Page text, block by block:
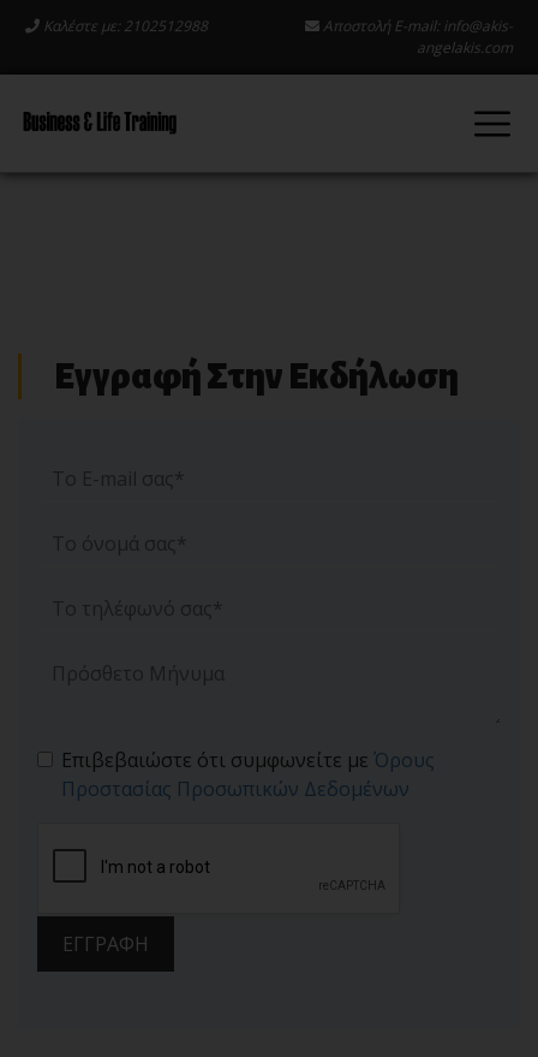
Καλέστε με: 2102512988 Αποστολή E-mail: info@akis-
angelakis.com
Εγγραφή Στην Εκδήλωση
Επιβεβαιώστε ότι συμφωνείτε με Όρους
Προστασίας Προσωπικών Δεδομένων
ΕΓΓΡΑΦΗ